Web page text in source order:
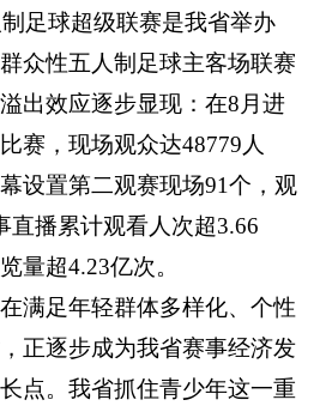
足球超级联赛是我省举办
众性五人制足球主客场联赛
出效应逐步显现：在8月进
赛，现场观众达48779人
设置第二观赛现场91个，观
直播累计观看人次超3.66
量超4.23亿次。
满足年轻群体多样化、个性
正逐步成为我省赛事经济发
点。我省抓住青少年这一重